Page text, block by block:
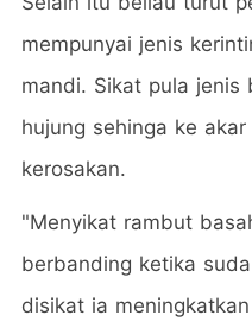
mempunyai jenis
mandi. Sikat pula jenis
hujung sehinga ke
kerosakan.
"Menyikat rambut
berbanding ketika
disikat ia